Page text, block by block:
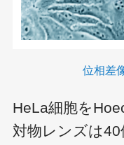
位相差
HeLa細胞を
対物レンズは40